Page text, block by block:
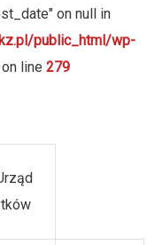
on null in
public_html/wp-
on line 279